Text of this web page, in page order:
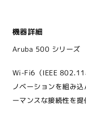
機器詳細
Aruba 500 シリーズ
Wi-Fi6（IEEE
ノベーションを組み
ーマンスな接続性を提